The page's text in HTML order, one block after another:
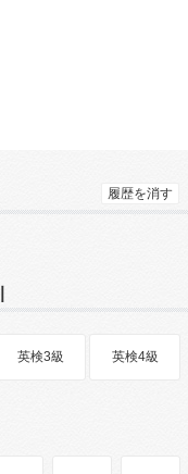
履歴を消す
英検3級 英検4級